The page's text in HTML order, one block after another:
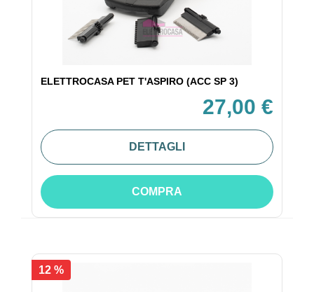
ELETTROCASA PET T'ASPIRO (ACC SP 3)
27,00 €
DETTAGLI
COMPRA
12 %